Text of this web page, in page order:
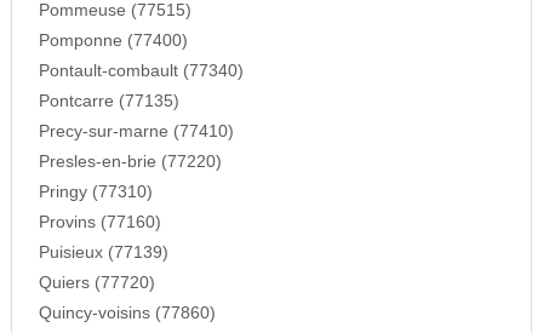
Pommeuse (77515)
Pomponne (77400)
Pontault-combault (77340)
Pontcarre (77135)
Precy-sur-marne (77410)
Presles-en-brie (77220)
Pringy (77310)
Provins (77160)
Puisieux (77139)
Quiers (77720)
Quincy-voisins (77860)